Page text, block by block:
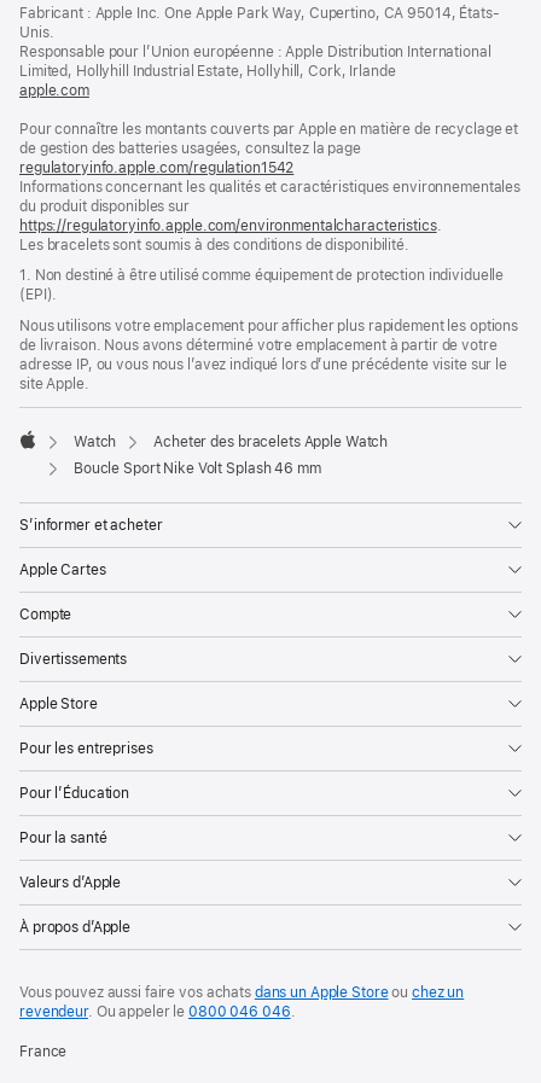
page une
fenêtre)
Fabricant : Apple Inc. One Apple Park Way, Cupertino, CA 95014, États-
Unis.
Responsable pour l’Union européenne : Apple Distribution International
Limited, Hollyhill Industrial Estate, Hollyhill, Cork, Irlande
apple.com(s’ouvre
une
nouvelle
fenêtre)
Pour connaître les montants couverts par Apple en matière de recyclage et
de gestion des batteries usagées, consultez la page
regulatoryinfo.apple.com/regulation1542
dans
nouvelle
fenêtre)
Informations concernant les qualités et caractéristiques environnementales
du produit disponibles sur
https://regulatoryinfo.apple.com/environmentalcharacteristics.
Les bracelets sont soumis à des conditions de disponibilité.
1. Non destiné à être utilisé comme équipement de protection individuelle
(EPI).
Nous utilisons votre emplacement pour afficher plus rapidement les options
de livraison. Nous avons déterminé votre emplacement à partir de votre
adresse IP, ou vous nous l’avez indiqué lors d’une précédente visite sur le
site Apple.
Apple
Watch
Acheter des bracelets Apple Watch
Boucle Sport Nike Volt Splash 46 mm
S’informer et acheter
Apple Cartes
Compte
Divertissements
Apple Store
Pour les entreprises
Pour l’Éducation
Pour la santé
Valeurs d’Apple
À propos d’Apple
Vous pouvez aussi faire vos achats dans un Apple Storeouchez un
revendeur. Ouappeler le0800 046 046
France